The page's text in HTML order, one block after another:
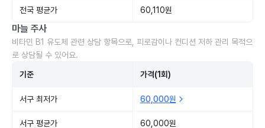
전국 평균가 60,110원
마늘 주사
비타민 B1 유도체 관련 상담 항목으로, 피로감이나 컨디션 저하 관리 목적으
로 상담될 수 있어요.
기준 가격(1회)
서구 최저가 60,000원
서구 평균가 60,000원